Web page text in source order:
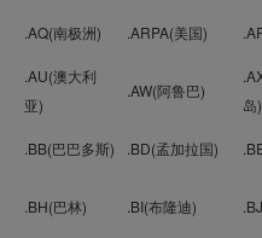
.AQ(南极洲) .ARPA(美国)
.AU(澳大利
亚)
.AW(阿鲁巴)
岛)
.BB(巴巴多斯) .BD(孟加拉国)
.BH(巴林) .BI(布隆迪)